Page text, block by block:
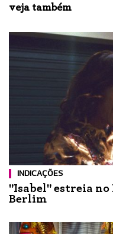
veja também
INDICAÇÕES
"Isabel" estreia no
Berlim